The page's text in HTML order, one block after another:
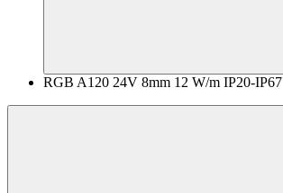
RGB A120 24V 8mm 12 W/m IP20-IP67